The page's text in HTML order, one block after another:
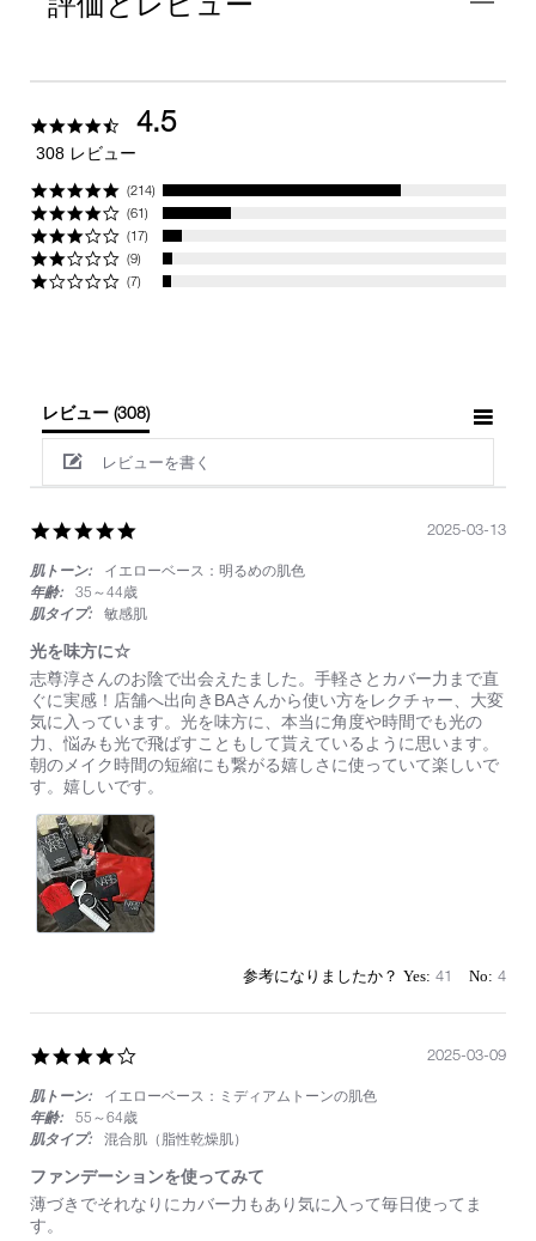
4.54.5
308 レビュー
(214)
(61)
(17)
(9)
(7)
レビュー (308)
レビューを書く
rating
肌トーン:
イエローベース：明るめの肌色
年齢:
35～44歳
肌タイプ:
敏感肌
光を味方に☆
Review
by
on
13
Mar
2025
review
stating
光
を
味
方
に
☆
志尊淳さんのお陰で出会えたました。手軽さとカバー力まで直
ぐに実感！店舗へ出向きBAさんから使い方をレクチャー、大変
気に入っています。光を味方に、本当に角度や時間でも光の
力、悩みも光で飛ばすこともして貰えているように思います。
朝のメイク時間の短縮にも繋がる嬉しさに使っていて楽しいで
す。嬉しいです。
2025-03-13
41 4
rating
肌トーン:
イエローベース：ミディアムトーンの肌色
年齢:
55～64歳
肌タイプ:
混合肌（脂性乾燥肌）
ファンデーションを使ってみて
Review
by
review
stating
薄づきでそれなりにカバー力もあり気に入って毎日使ってま
す。
2025-03-09